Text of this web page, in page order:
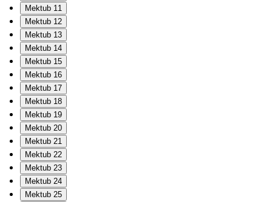
Mektub 11
Mektub 12
Mektub 13
Mektub 14
Mektub 15
Mektub 16
Mektub 17
Mektub 18
Mektub 19
Mektub 20
Mektub 21
Mektub 22
Mektub 23
Mektub 24
Mektub 25